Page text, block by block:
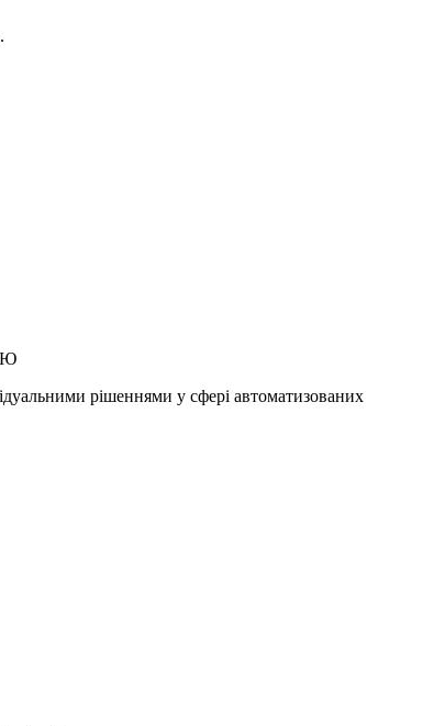
рішеннями у сфері автоматизованих